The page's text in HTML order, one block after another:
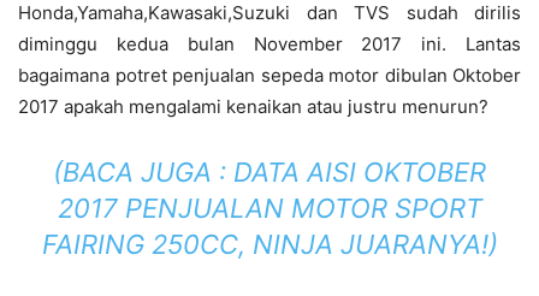
Honda,Yamaha,Kawasaki,Suzuki dan TVS sudah dirilis
diminggu kedua bulan November 2017 ini. Lantas
bagaimana potret penjualan sepeda motor dibulan Oktober
2017 apakah mengalami kenaikan atau justru menurun?
(BACA JUGA : DATA AISI OKTOBER
2017 PENJUALAN MOTOR SPORT
FAIRING 250CC, NINJA JUARANYA!)